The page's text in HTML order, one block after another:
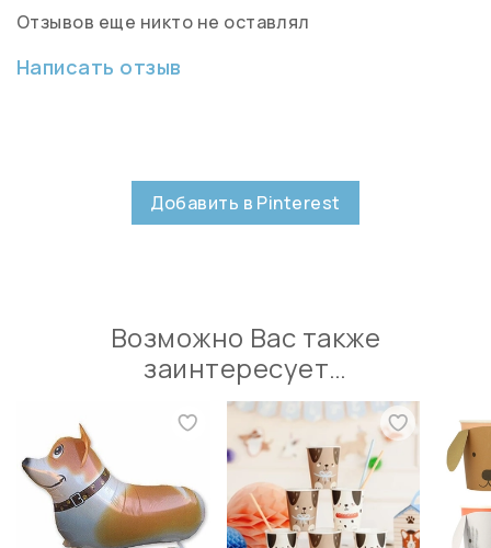
Отзывов еще никто не оставлял
Написать отзыв
Добавить в Pinterest
Возможно Вас также
заинтересует…